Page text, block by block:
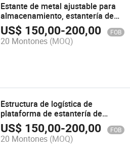
Estante de metal ajustable para
almacenamiento, estantería de
tamaño mediano para
apilamiento en almacén
US$ 150,00-200,00 FOB
20 Montones (MOQ)
Estructura de logística de
plataforma de estantería de
acero personalizable
US$ 150,00-200,00 FOB
20 Montones (MOQ)